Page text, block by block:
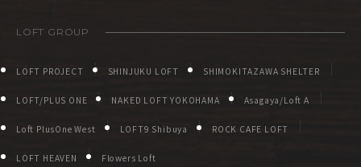
LOFT GROUP
LOFT PROJECT SHINJUKU LOFT SHIMOKITAZAWA SHELTER
LOFT/PLUS ONE NAKED LOFT YOKOHAMA Asagaya/Loft A
Loft PlusOne West LOFT9 Shibuya ROCK CAFE LOFT
LOFT HEAVEN Flowers Loft